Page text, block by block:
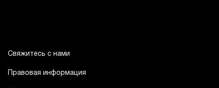
Свяжитесь с нами
Правовая информация